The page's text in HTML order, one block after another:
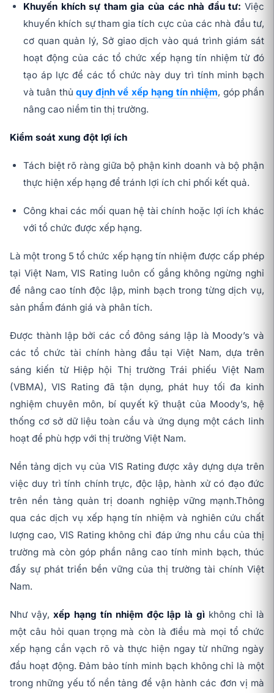
Khuyến khích sự tham gia của các nhà đầu tư: Việc
khuyến khích sự tham gia tích cực của các nhà đầu tư,
cơ quan quản lý, Sở giao dịch vào quá trình giám sát
hoạt động của các tổ chức xếp hạng tín nhiệm từ đó
tạo áp lực để các tổ chức này duy trì tính minh bạch
và tuân thủ quy định về xếp hạng tín nhiệm, góp phần
nâng cao niềm tin thị trường.
Kiểm soát xung đột lợi ích
Tách biệt rõ ràng giữa bộ phận kinh doanh và bộ phận
thực hiện xếp hạng để tránh lợi ích chi phối kết quả.
Công khai các mối quan hệ tài chính hoặc lợi ích khác
với tổ chức được xếp hạng.
Là một trong 5 tổ chức xếp hạng tín nhiệm được cấp phép
tại Việt Nam, VIS Rating luôn cố gắng không ngừng nghỉ
để nâng cao tính độc lập, minh bạch trong từng dịch vụ,
sản phẩm đánh giá và phân tích.
Được thành lập bởi các cổ đông sáng lập là Moody’s và
các tổ chức tài chính hàng đầu tại Việt Nam, dựa trên
sáng kiến từ Hiệp hội Thị trường Trái phiếu Việt Nam
(VBMA), VIS Rating đã tận dụng, phát huy tối đa kinh
nghiệm chuyên môn, bí quyết kỹ thuật của Moody’s, hệ
thống cơ sở dữ liệu toàn cầu và ứng dụng một cách linh
hoạt để phù hợp với thị trường Việt Nam.
Nền tảng dịch vụ của VIS Rating được xây dựng dựa trên
việc duy trì tính chính trực, độc lập, hành xử có đạo đức
trên nền tảng quản trị doanh nghiệp vững mạnh.Thông
qua các dịch vụ xếp hạng tín nhiệm và nghiên cứu chất
lượng cao, VIS Rating không chỉ đáp ứng nhu cầu của thị
trường mà còn góp phần nâng cao tính minh bạch, thúc
đẩy sự phát triển bền vững của thị trường tài chính Việt
Nam.
Như vậy, xếp hạng tín nhiệm độc lập là gì không chỉ là
một câu hỏi quan trọng mà còn là điều mà mọi tổ chức
xếp hạng cần vạch rõ và thực hiện ngay từ những ngày
đầu hoạt động. Đảm bảo tính minh bạch không chỉ là một
trong những yếu tố nền tảng để vận hành các đơn vị mà